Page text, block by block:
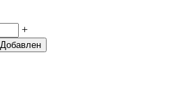
+
Добавлен